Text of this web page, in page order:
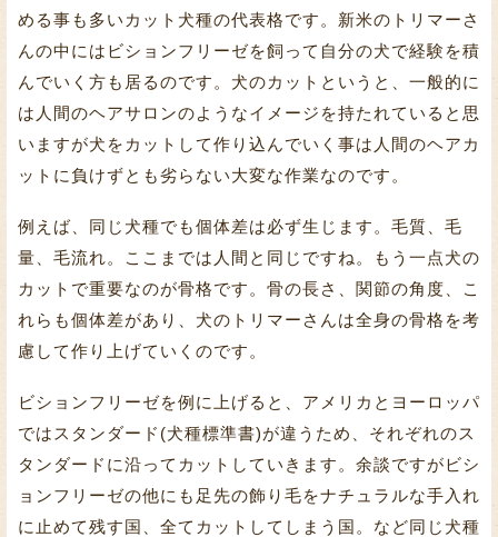
める事も多いカット犬種の代表格です。新米のトリマーさ
んの中にはビションフリーゼを飼って自分の犬で経験を積
んでいく方も居るのです。犬のカットというと、一般的に
は人間のヘアサロンのようなイメージを持たれていると思
いますが犬をカットして作り込んでいく事は人間のヘアカ
ットに負けずとも劣らない大変な作業なのです。
例えば、同じ犬種でも個体差は必ず生じます。毛質、毛
量、毛流れ。ここまでは人間と同じですね。もう一点犬の
カットで重要なのが骨格です。骨の長さ、関節の角度、こ
れらも個体差があり、犬のトリマーさんは全身の骨格を考
慮して作り上げていくのです。
ビションフリーゼを例に上げると、アメリカとヨーロッパ
ではスタンダード(犬種標準書)が違うため、それぞれのス
タンダードに沿ってカットしていきます。余談ですがビシ
ョンフリーゼの他にも足先の飾り毛をナチュラルな手入れ
に止めて残す国、全てカットしてしまう国。など同じ犬種